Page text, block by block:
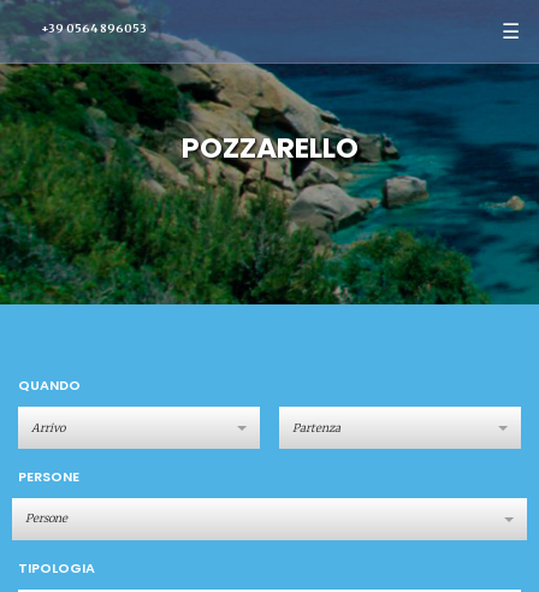
+39 0564 896053 ☰
POZZARELLO
QUANDO
PERSONE
Persone
TIPOLOGIA